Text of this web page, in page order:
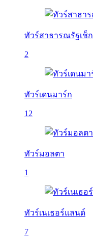
ทัวร์สาธารณรัฐเช็ก
2
ทัวร์เดนมาร์ก
12
ทัวร์มอลตา
1
ทัวร์เนเธอร์แลนด์
7